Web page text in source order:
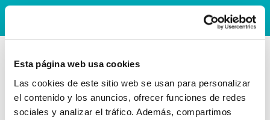
Esta página web usa cookies
Las cookies de este sitio web se usan para personalizar
el contenido y los anuncios, ofrecer funciones de redes
sociales y analizar el tráfico. Además, compartimos